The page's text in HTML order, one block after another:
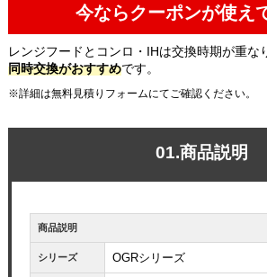
今ならクーポンが使え
レンジフードとコンロ・IHは交換時期が重な
同時交換がおすすめです。
※詳細は無料見積りフォームにてご確認ください。
01.商品説明
商品説明
シリーズ OGRシリーズ